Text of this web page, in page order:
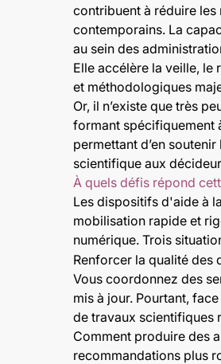
contribuent à réduire
contemporains. La
au sein des
Elle accélère la veille, le
et méthodologiques
Or, il n’existe que très
formant spécifiquement
permettant d’en
scientifique aux
À quels défis répond
Les dispositifs d'aide à
mobilisation rapide et
numérique. Trois
Renforcer la qualité des
Vous coordonnez des
mis à jour. Pourtant,
de travaux scientifiques
Comment produire des
recommandations plus